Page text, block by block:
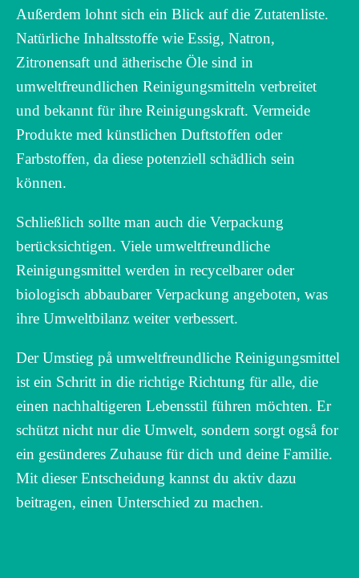
Außerdem lohnt sich ein Blick auf die Zutatenliste.
Natürliche Inhaltsstoffe wie Essig, Natron,
Zitronensaft und ätherische Öle sind in
umweltfreundlichen Reinigungsmitteln verbreitet
und bekannt für ihre Reinigungskraft. Vermeide
Produkte med künstlichen Duftstoffen oder
Farbstoffen, da diese potenziell schädlich sein
können.
Schließlich sollte man auch die Verpackung
berücksichtigen. Viele umweltfreundliche
Reinigungsmittel werden in recycelbarer oder
biologisch abbaubarer Verpackung angeboten, was
ihre Umweltbilanz weiter verbessert.
Der Umstieg på umweltfreundliche Reinigungsmittel
ist ein Schritt in die richtige Richtung für alle, die
einen nachhaltigeren Lebensstil führen möchten. Er
schützt nicht nur die Umwelt, sondern sorgt også for
ein gesünderes Zuhause für dich und deine Familie.
Mit dieser Entscheidung kannst du aktiv dazu
beitragen, einen Unterschied zu machen.